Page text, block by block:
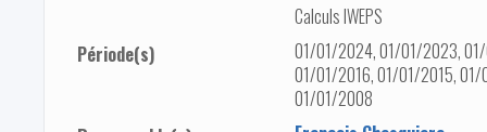
Calculs IWEPS
Période(s)
01/01/2024, 01/01/2023,
01/01/2016, 01/01/2015,
01/01/2008